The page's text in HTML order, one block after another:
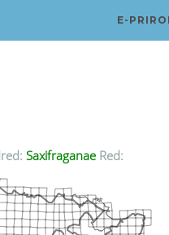
E-
Saxifraganae Red: